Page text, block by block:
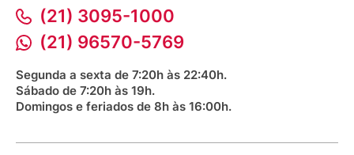
Aniversário Venancio 2025
Bioimpedância Gratuita
Fale conosco
Procon RJ
Saúde na praça
(21) 3095-1000
(21) 96570-5769
Segunda a sexta de 7:20h às 22:40h.
Sábado de 7:20h às 19h.
Domingos e feriados de 8h às 16:00h.